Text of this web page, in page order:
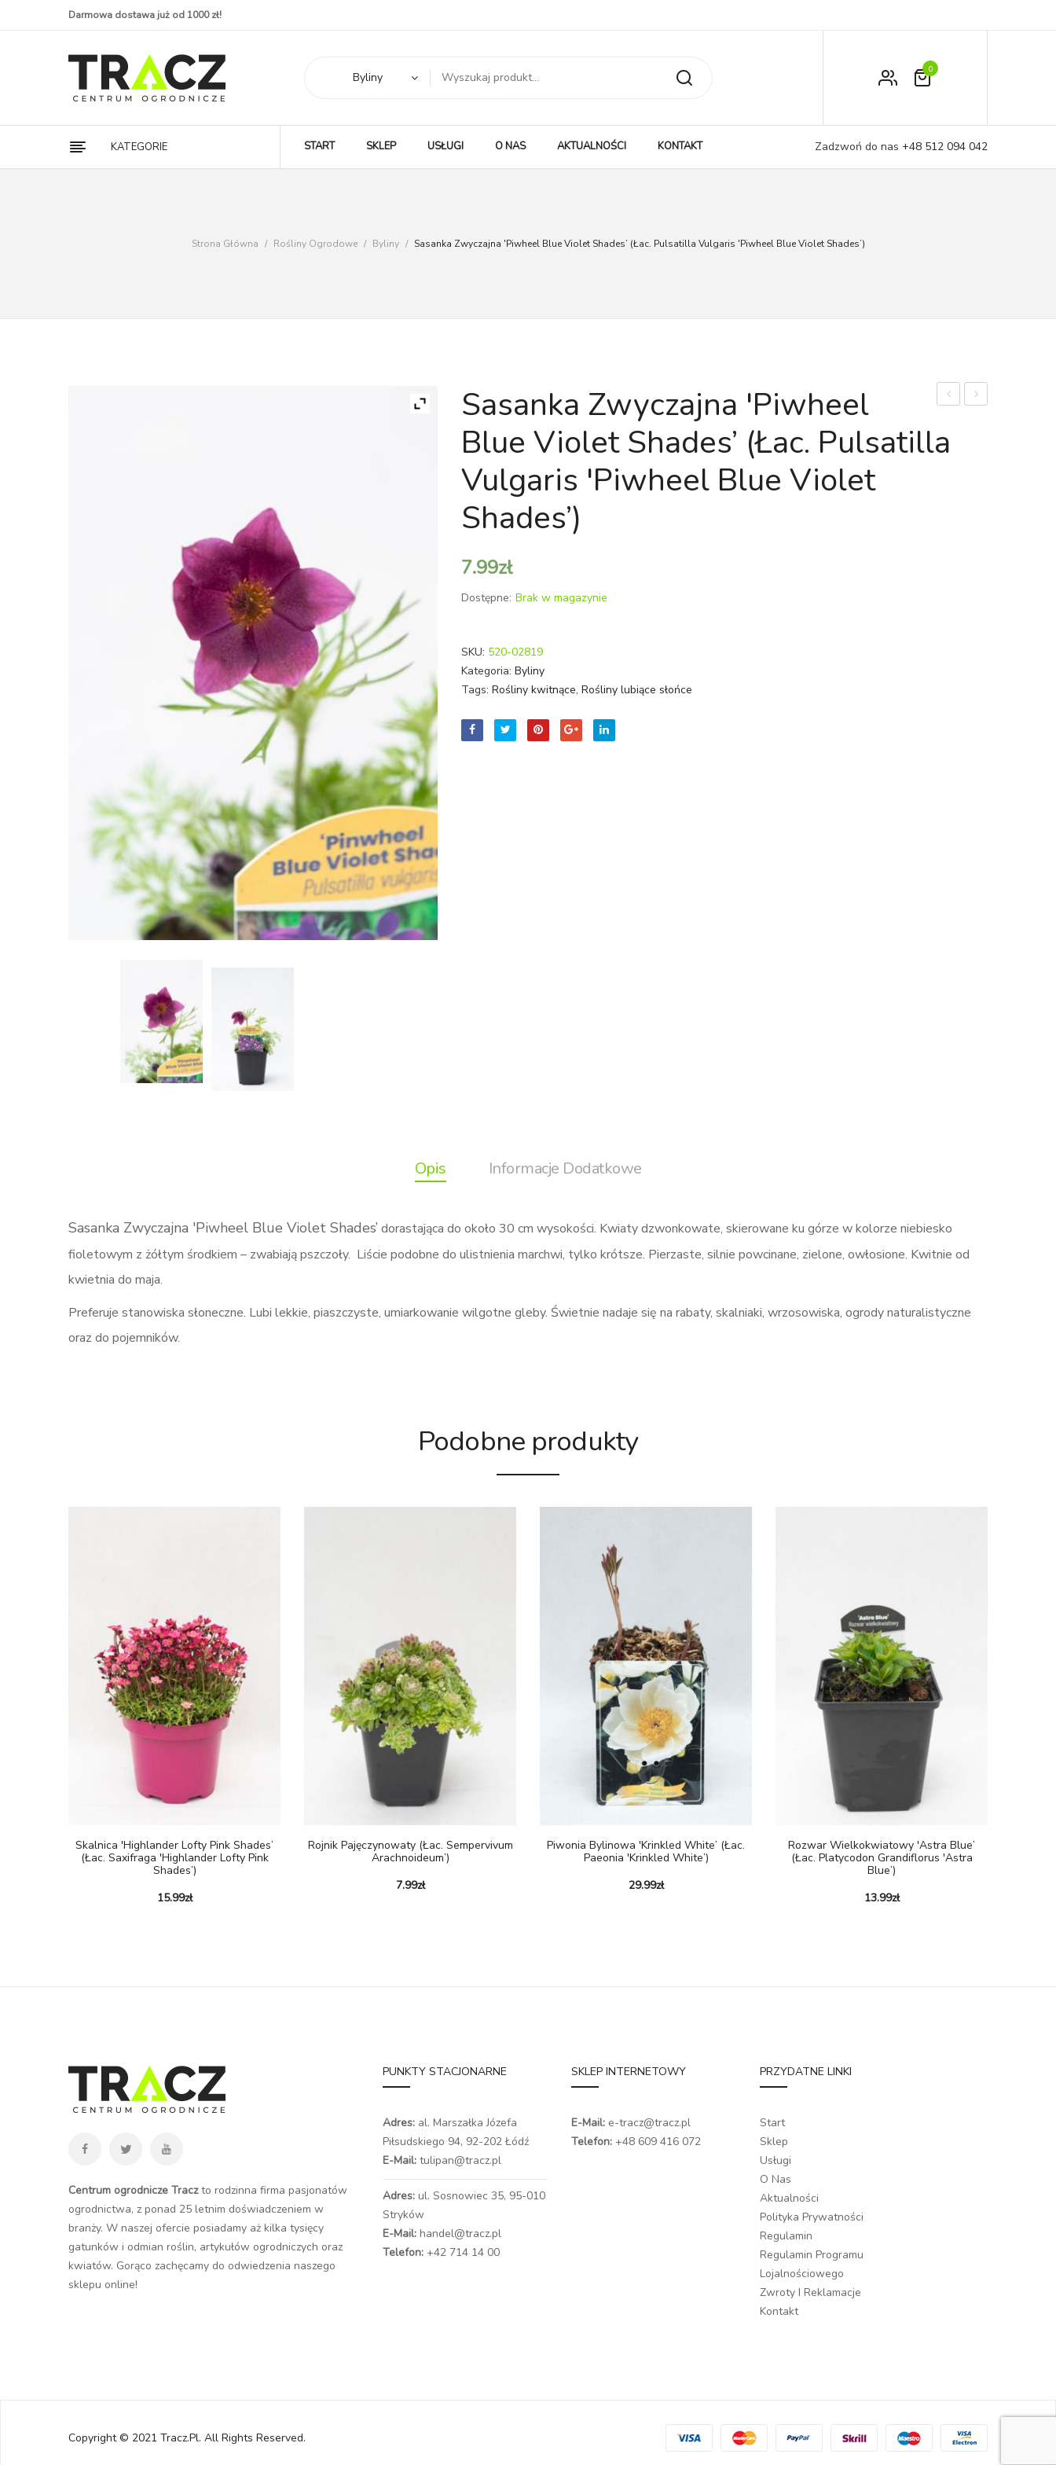
Darmowa dostawa już od 1000 zł!
Moje konto
0
Byliny
KATEGORIE START SKLEP USŁUGI O NAS AKTUALNOŚCI KONTAKT Zadzwoń do nas +48 512 094 042
Strona Główna / Rośliny Ogrodowe / Byliny / Sasanka Zwyczajna 'Piwheel Blue Violet Shades’ (Łac. Pulsatilla Vulgaris 'Piwheel Blue Violet Shades’)
'Pinwheel
Sasanka Zwyczajna 'Piwheel
Blue Violet Shades’ (Łac. Pulsatilla
Vulgaris 'Piwheel Blue Violet
Shades’)
7.99zł
Dostępne: Brak w magazynie
SKU: 520-02819
Kategoria: Byliny
Tags: Rośliny kwitnące, Rośliny lubiące słońce
Opis Informacje Dodatkowe
Sasanka Zwyczajna 'Piwheel Blue Violet Shades’ dorastająca do około 30 cm wysokości. Kwiaty dzwonkowate, skierowane ku górze w kolorze niebiesko
fioletowym z żółtym środkiem – zwabiają pszczoły. Liście podobne do ulistnienia marchwi, tylko krótsze. Pierzaste, silnie powcinane, zielone, owłosione. Kwitnie od
kwietnia do maja.
Preferuje stanowiska słoneczne. Lubi lekkie, piaszczyste, umiarkowanie wilgotne gleby. Świetnie nadaje się na rabaty, skalniaki, wrzosowiska, ogrody naturalistyczne
oraz do pojemników.
Podobne produkty
Skalnica 'Highlander Lofty Pink Shades’
(Łac. Saxifraga 'Highlander Lofty Pink
Shades’)
15.99zł
Rojnik Pajęczynowaty (Łac. Sempervivum
Arachnoideum’)
7.99zł
Piwonia Bylinowa 'Krinkled White’ (Łac.
Paeonia 'Krinkled White’)
29.99zł
Rozwar Wielkokwiatowy 'Astra Blue’
(Łac. Platycodon Grandiflorus 'Astra
Blue’)
13.99zł
Centrum ogrodnicze Traczto rodzinna firma pasjonatów
ogrodnictwa, z ponad 25 letnim doświadczeniem w
branży. W naszej ofercie posiadamy aż kilka tysięcy
gatunków i odmian roślin, artykułów ogrodniczych oraz
kwiatów. Gorąco zachęcamy do odwiedzenia naszego
sklepu online!
PUNKTY STACJONARNE
Adres: al. Marszałka Józefa
Piłsudskiego 94, 92-202 Łódź
E-Mail: tulipan@tracz.pl
Adres: ul. Sosnowiec 35, 95-010
Stryków
E-Mail: handel@tracz.pl
Telefon: +42 714 14 00
SKLEP INTERNETOWY
E-Mail: e-tracz@tracz.pl
Telefon: +48 609 416 072
PRZYDATNE LINKI
Start
Sklep
Usługi
O Nas
Aktualności
Polityka Prywatności
Regulamin
Regulamin Programu
Lojalnościowego
Zwroty I Reklamacje
Kontakt
Copyright © 2021 Tracz.pl. All Rights Reserved.